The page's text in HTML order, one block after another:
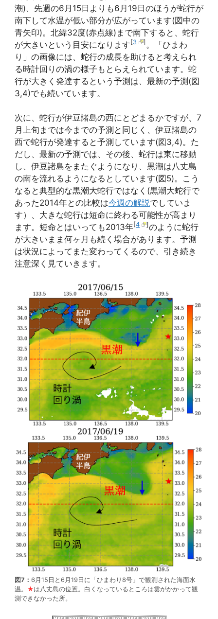
潮)、先週の6月15日よりも6月19日のほうが蛇行が
南下して水温が低い部分が広がっています(図中の
青矢印)。北緯32度(赤点線)まで南下すると、蛇行
が大きいという目安になります [3 ] 。「ひまわ
り」の画像には、蛇行の成長を助けると考えられ
る時計回りの渦の様子もとらえられています。蛇
行が大きく発達するという予測は、最新の予測(図
3,4)でも続いています。
次に、蛇行が伊豆諸島の西にとどまるかですが、7
月上旬までは今までの予測と同じく、伊豆諸島の
西で蛇行が発達すると予測しています(図3,4)。た
だし、最新の予測では、その後、蛇行は東に移動
し、伊豆諸島をまたぐようになり、黒潮は八丈島
の南を流れるようになるとしています(図5)。こう
なると典型的な黒潮大蛇行ではなく(黒潮大蛇行で
あった2014年との比較は今週の解説でしていま
す）、大きな蛇行は短命に終わる可能性が高まり
ます。短命とはいっても2013年[4 ]のように蛇行
が大きいまま何ヶ月も続く場合があります。予測
は状況によってまた変わってくるので、引き続き
注意深く見ていきます。
図7： 6月15日と6月19日に「ひまわり8号」で観測された海面水
温。 ★は八丈島の位置。白くなっているところは雲がかかって観
測できなかった所。